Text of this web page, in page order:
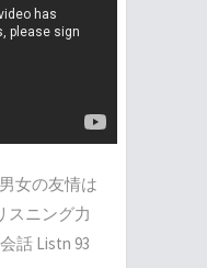
女の友情は
スニング力
話 Listn 93